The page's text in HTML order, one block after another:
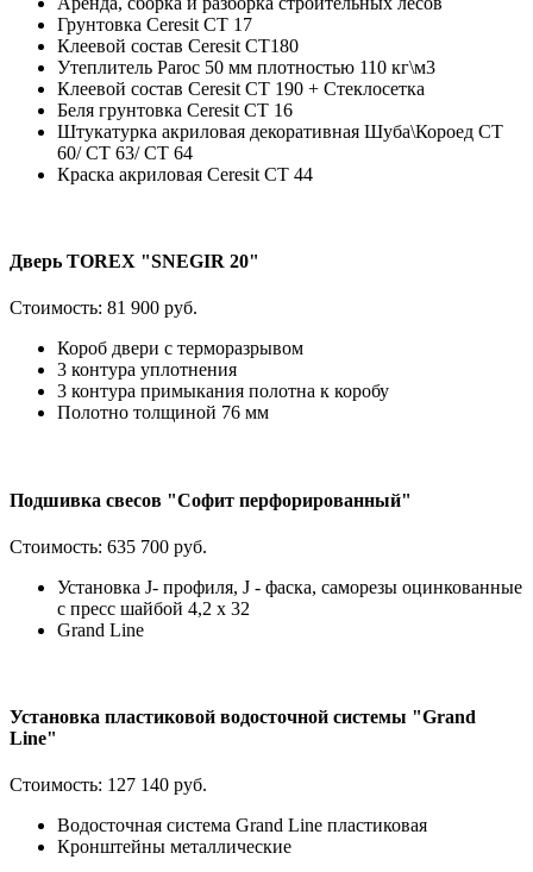
Грунтовка Ceresit CT 17
Клеевой состав Ceresit СТ180
Утеплитель Paroc 50 мм плотностью 110 кг\м3
Клеевой состав Ceresit CT 190 + Стеклосетка
Беля грунтовка Ceresit CT 16
Штукатурка акриловая декоративная Шуба\Короед CT
60/ CT 63/ CT 64
Краска акриловая Ceresit CT 44
Дверь TOREX "SNEGIR 20"
Стоимость: 81 900 руб.
Короб двери с терморазрывом
3 контура уплотнения
3 контура примыкания полотна к коробу
Полотно толщиной 76 мм
Подшивка свесов "Софит перфорированный"
Стоимость: 635 700 руб.
Установка J- профиля, J - фаска, саморезы оцинкованные
с пресс шайбой 4,2 х 32
Grand Line
Установка пластиковой водосточной системы "Grand
Line"
Стоимость: 127 140 руб.
Водосточная система Grand Line пластиковая
Кронштейны металлические